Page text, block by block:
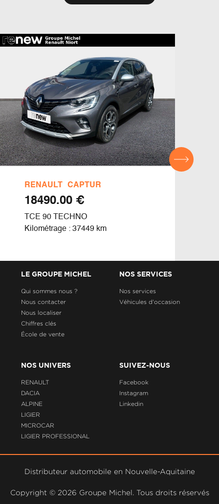
RENAULT CAPTUR
€ 18490.00
TCE 90 TECHNO
Kilométrage : 37449 km
LE GROUPE MICHEL
Qui sommes nous ?
Nous contacter
Nous localiser
Chiffres clés
École de vente
NOS SERVICES
Nos services
Véhicules d'occasion
NOS UNIVERS
RENAULT
DACIA
ALPINE
LIGIER
MICROCAR
LIGIER PROFESSIONAL
SUIVEZ-NOUS
Facebook
Instagram
Linkedin
Distributeur automobile en Nouvelle-Aquitaine
Copyright © 2026 Groupe Michel. Tous droits réservés